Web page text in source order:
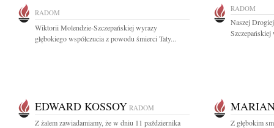
RADOM
Wiktorii Molendzie-Szczepańskiej wyrazy
głębokiego współczucia z powodu śmierci Taty...
RADOM
Naszej
Szczepańskiej
EDWARD KOSSOY RADOM
Z żalem zawiadamiamy, że w dniu 11 października
Z głębokim